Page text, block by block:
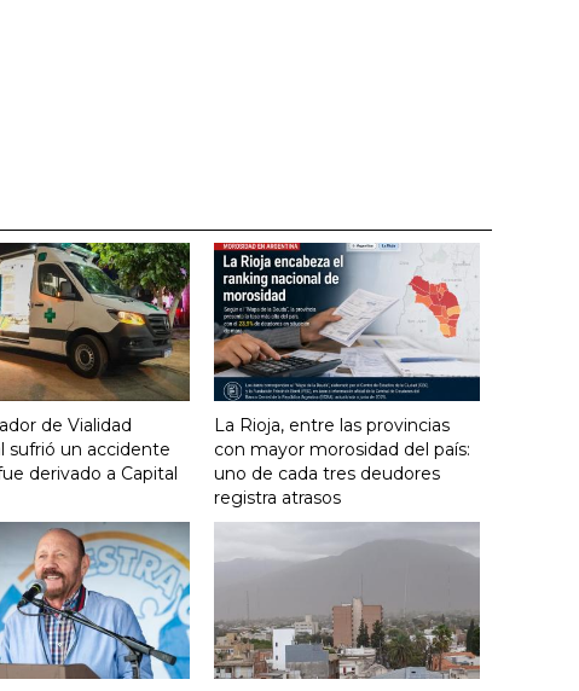
de Vialidad
sufrió un accidente
derivado a Capital
La Rioja, entre las provincias
con mayor morosidad del país:
uno de cada tres deudores
registra atrasos